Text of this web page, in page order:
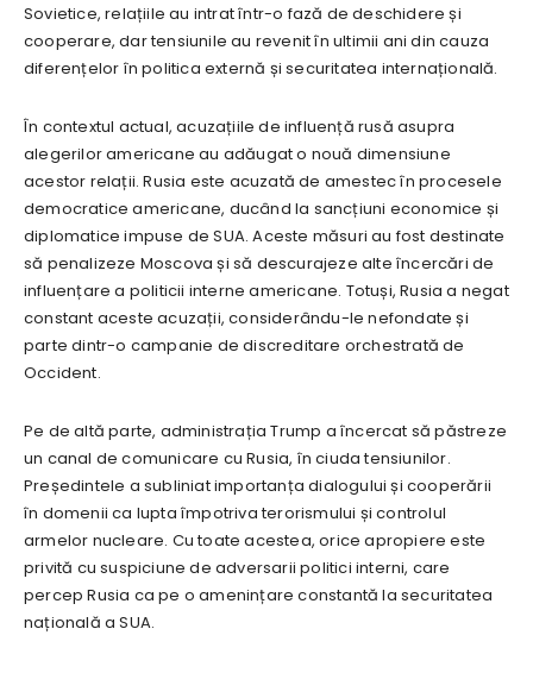
Sovietice, relațiile au intrat într-o fază de deschidere și
cooperare, dar tensiunile au revenit în ultimii ani din cauza
diferențelor în politica externă și securitatea internațională.
În contextul actual, acuzațiile de influență rusă asupra
alegerilor americane au adăugat o nouă dimensiune
acestor relații. Rusia este acuzată de amestec în procesele
democratice americane, ducând la sancțiuni economice și
diplomatice impuse de SUA. Aceste măsuri au fost destinate
să penalizeze Moscova și să descurajeze alte încercări de
influențare a politicii interne americane. Totuși, Rusia a negat
constant aceste acuzații, considerându-le nefondate și
parte dintr-o campanie de discreditare orchestrată de
Occident.
Pe de altă parte, administrația Trump a încercat să păstreze
un canal de comunicare cu Rusia, în ciuda tensiunilor.
Președintele a subliniat importanța dialogului și cooperării
în domenii ca lupta împotriva terorismului și controlul
armelor nucleare. Cu toate acestea, orice apropiere este
privită cu suspiciune de adversarii politici interni, care
percep Rusia ca pe o amenințare constantă la securitatea
națională a SUA.